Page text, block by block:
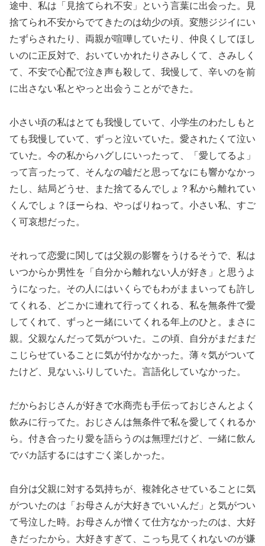
途中、私は「見捨てられ不安」という言葉に出会った。見
捨てられ不安からでてきたのは幼少の頃。変態ジジイにい
たずらされたり、両親が喧嘩していたり、仲良くしてほし
いのに正反対で、おいていかれたりさみしくて、さみしく
て、不安で心配で泣き声も殺して、我慢して、辛いのを前
に出さない私とやっと出会うことができた。
小さい頃の私はとても我慢していて、小学生のわたしもと
ても我慢していて、ずっと泣いていた。愛されたくて泣い
ていた。今の私からハグしにいったって、「愛してるよ」
って言ったって、そんなの嘘だと思ってなにも響かなかっ
たし、結局どうせ、また捨てるんでしょ？私から離れてい
くんでしょ？ほーらね、やっぱりねって。小さい私、すご
く可哀想だった。
それって恋愛に関しては父親の影響をうけるそうで、私は
いつからか男性を「自分から離れない人が好き」と思うよ
うになった。その人にはいくらでもわがままいっても許し
てくれる、どこかに連れて行ってくれる、私を無条件で愛
してくれて、ずっと一緒にいてくれる年上のひと。まさに
親。父親なんだって気がついた。この頃、自分がまだまだ
こじらせていることに気が付かなかった。薄々気がついて
たけど、見ないふりしていた。言語化していなかった。
だからおじさんが好きで水商売も手伝っておじさんとよく
飲みに行ってた。おじさんは無条件で私を愛してくれるか
ら。付き合ったり愛を語らうのは無理だけど、一緒に飲ん
でバカ話するにはすごく楽しかった。
自分は父親に対する気持ちが、複雑化させていることに気
がついたのは「お母さんが大好きでいいんだ」と気がつい
て号泣した時。お母さんが憎くて仕方なかったのは、大好
きだったから。大好きすぎて、こっち見てくれないのが嫌